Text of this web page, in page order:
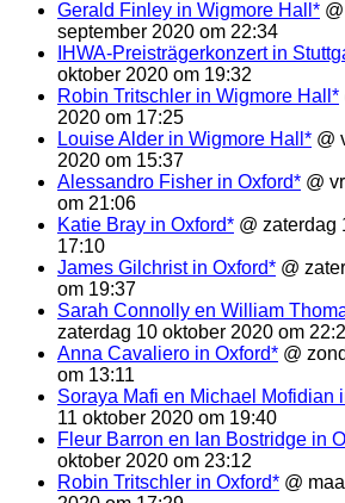
Gerald Finley in Wigmore Hall*
september 2020 om 22:34
IHWA-Preisträgerkonzert in
oktober 2020 om 19:32
Robin Tritschler in Wigmore Hall*
2020 om 17:25
Louise Alder in Wigmore Hall* @
2020 om 15:37
Alessandro Fisher in Oxford* @
om 21:06
Katie Bray in Oxford* @ zaterdag
17:10
James Gilchrist in Oxford* @
om 19:37
Sarah Connolly en William
zaterdag 10 oktober 2020 om
Anna Cavaliero in Oxford* @
om 13:11
Soraya Mafi en Michael Mofidian
11 oktober 2020 om 19:40
Fleur Barron en Ian Bostridge in
oktober 2020 om 23:12
Robin Tritschler in Oxford* @